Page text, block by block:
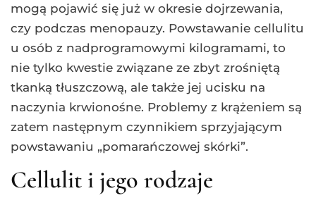
mogą pojawić się już w okresie dojrzewania,
czy podczas menopauzy. Powstawanie cellulitu
u osób z nadprogramowymi kilogramami, to
nie tylko kwestie związane ze zbyt zrośniętą
tkanką tłuszczową, ale także jej ucisku na
naczynia krwionośne. Problemy z krążeniem są
zatem następnym czynnikiem sprzyjającym
powstawaniu „pomarańczowej skórki”.
Cellulit i jego rodzaje